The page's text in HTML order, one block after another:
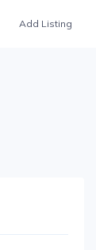
Add Listing